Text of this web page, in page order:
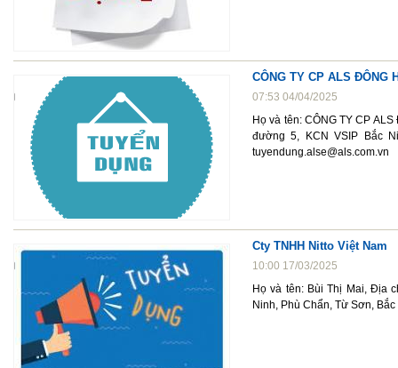
CÔNG TY CP ALS ĐÔNG
07:53 04/04/2025
Họ và tên: CÔNG TY CP
đường 5, KCN VSIP Bắc
tuyendung.alse@als.com.vn
Cty TNHH Nitto Việt Nam
10:00 17/03/2025
Họ và tên: Bùi Thị Mai, Địa
Ninh, Phù Chẩn, Từ Sơn,